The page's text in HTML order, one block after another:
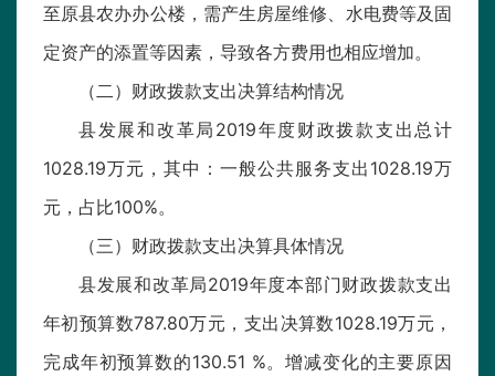
至原县农办办公楼，需产生房屋维修、水电费等及固
定资产的添置等因素，导致各方费用也相应增加。
（二）财政拨款支出决算结构情况
县发展和改革局2019年度财政拨款支出总计
1028.19万元，其中：一般公共服务支出1028.19万
元，占比100%。
（三）财政拨款支出决算具体情况
县发展和改革局2019年度本部门财政拨款支出
年初预算数787.80万元，支出决算数1028.19万元，
完成年初预算数的130.51 %。增减变化的主要原因